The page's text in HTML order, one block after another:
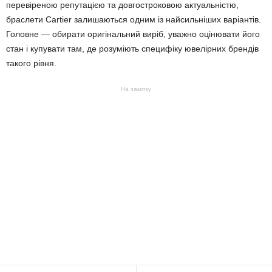
перевіреною репутацією та довгостроковою актуальністю,
браслети Cartier залишаються одним із найсильніших варіантів.
Головне — обирати оригінальний виріб, уважно оцінювати його
стан і купувати там, де розуміють специфіку ювелірних брендів
такого рівня.
На замітку